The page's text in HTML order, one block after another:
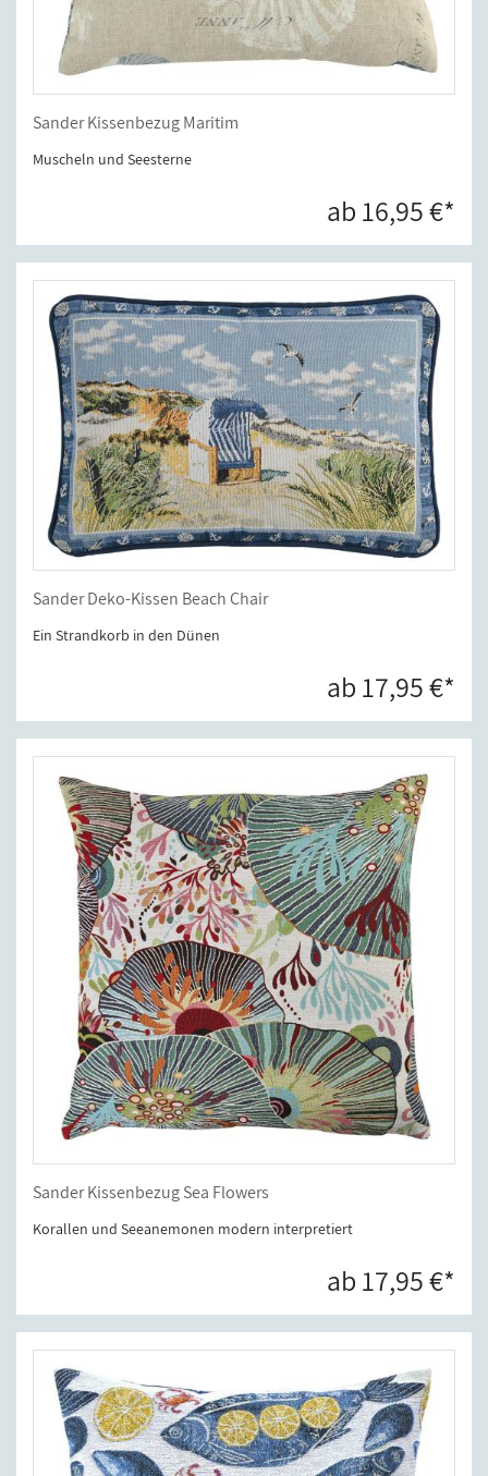
Sander Kissenbezug Maritim
Muscheln und Seesterne
ab 16,95 €*
Sander Deko-Kissen Beach Chair
Ein Strandkorb in den Dünen
ab 17,95 €*
Sander Kissenbezug Sea Flowers
Korallen und Seeanemonen modern interpretiert
ab 17,95 €*